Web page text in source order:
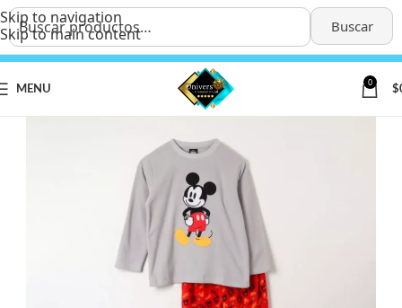
Buscar
Skip to navigation
Skip to main content
MENU
0
$